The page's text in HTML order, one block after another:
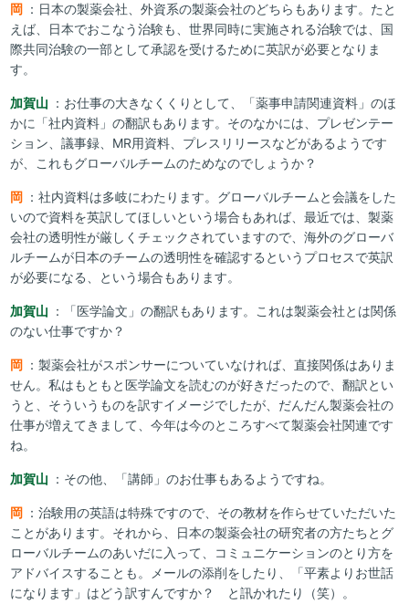
岡 ：日本の製薬会社、外資系の製薬会社のどちらもあります。たと
えば、日本でおこなう治験も、世界同時に実施される治験では、国
際共同治験の一部として承認を受けるために英訳が必要となりま
す。
加賀山 ：お仕事の大きなくくりとして、「薬事申請関連資料」のほ
かに「社内資料」の翻訳もあります。そのなかには、プレゼンテー
ション、議事録、MR用資料、プレスリリースなどがあるようです
が、これもグローバルチームのためなのでしょうか？
岡 ：社内資料は多岐にわたります。グローバルチームと会議をした
いので資料を英訳してほしいという場合もあれば、最近では、製薬
会社の透明性が厳しくチェックされていますので、海外のグローバ
ルチームが日本のチームの透明性を確認するというプロセスで英訳
が必要になる、という場合もあります。
加賀山 ：「医学論文」の翻訳もあります。これは製薬会社とは関係
のない仕事ですか？
岡 ：製薬会社がスポンサーについていなければ、直接関係はありま
せん。私はもともと医学論文を読むのが好きだったので、翻訳とい
うと、そういうものを訳すイメージでしたが、だんだん製薬会社の
仕事が増えてきまして、今年は今のところすべて製薬会社関連です
ね。
加賀山 ：その他、「講師」のお仕事もあるようですね。
岡 ：治験用の英語は特殊ですので、その教材を作らせていただいた
ことがあります。それから、日本の製薬会社の研究者の方たちとグ
ローバルチームのあいだに入って、コミュニケーションのとり方を
アドバイスすることも。メールの添削をしたり、「平素よりお世話
になります」はどう訳すんですか？ と訊かれたり（笑）。